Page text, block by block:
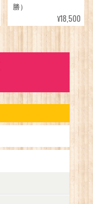
勝）
¥18,500